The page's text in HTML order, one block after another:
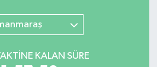
KALAN SÜRE
ve Fikstür